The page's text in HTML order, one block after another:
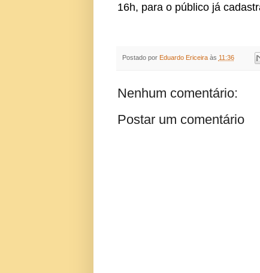
16h, para o público já
Postado por Eduardo Ericeira às 11:36
Nenhum comentário:
Postar um comentário